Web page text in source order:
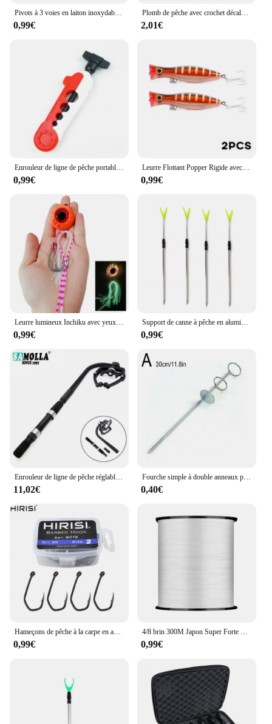
Pivots à 3 voies en laiton inoxydable, matériel de pêche, poisson-chat, plates-formes de surf, baril de pêche en eau salée, 25 à 50 pièces
0,99€
Plomb de pêche avec crochet décalé, 5 pièces, 1/0 3/0
2,01€
Enrouleur de ligne de pêche portable Baitcasting Spinning Reel, Machine à transporteurs iner ABS, Équipement de pêche à la carpe, Outils d'enroulement
0,99€
Leurre Flottant Popper Rigide avec Hameçons Triples, Appât Artificiel avec Yeux 3D, Idéal pour la Pêche en Surface, au Bar, à la Truite et au Brochet, 130mm, 43g, 2 Pièces
0,99€
Leurre lumineux Inchiku avec yeux 3D, appât artificiel idéal pour la pêche en bateau ou en eau salée, 60/80/100/120/150/200g
0,99€
Support de canne à pêche en aluminium T1, 4 pièces, accessoire de sport le plus récent
0,99€
Enrouleur de ligne de pêche réglable, enrouleur de ligne de pêche, pince de table portable, machine à moulinet, enroulement de fil, équipement de récupération
11,02€
Fourche simple à double anneaux pour la pêche en plein air, 30/37/47cm, support le plus récent
0,40€
Hameçons de pêche à la carpe en acier à haute teneur en carbone, lot de 50
0,99€
4/8 brin 300M Japon Super Forte Ligne de Pêche Tressée PE 10lb 20lb 35lb 50lb 85lb PE Tressé Flottant De Pêche
0,99€